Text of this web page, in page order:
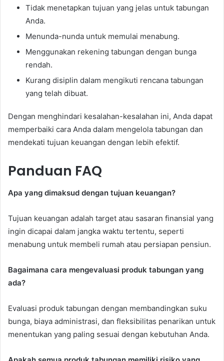
Tidak menetapkan tujuan yang jelas untuk tabungan
Anda.
Menunda-nunda untuk memulai menabung.
Menggunakan rekening tabungan dengan bunga
rendah.
Kurang disiplin dalam mengikuti rencana tabungan
yang telah dibuat.
Dengan menghindari kesalahan-kesalahan ini, Anda dapat
memperbaiki cara Anda dalam mengelola tabungan dan
mendekati tujuan keuangan dengan lebih efektif.
Panduan FAQ
Apa yang dimaksud dengan tujuan keuangan?
Tujuan keuangan adalah target atau sasaran finansial yang
ingin dicapai dalam jangka waktu tertentu, seperti
menabung untuk membeli rumah atau persiapan pensiun.
Bagaimana cara mengevaluasi produk tabungan yang
ada?
Evaluasi produk tabungan dengan membandingkan suku
bunga, biaya administrasi, dan fleksibilitas penarikan untuk
menentukan yang paling sesuai dengan kebutuhan Anda.